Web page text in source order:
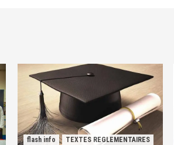
flash info TEXTES REGLEMENTAIRES